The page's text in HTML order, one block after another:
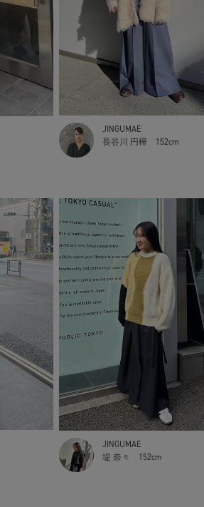
JINGUMAE
長谷川 円樺
152cm
JINGUMAE
堤 奈々
152cm